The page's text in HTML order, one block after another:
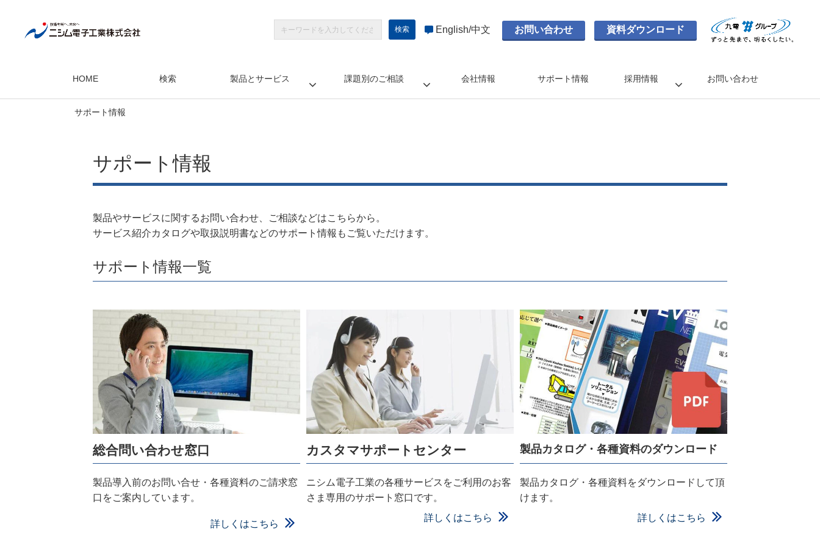
English 中文 お問い合わせ 資料ダウンロード
HOME 検索 製品とサービス 課題別のご相談 会社情報 サポート情報 採用情報 お問い合わせ
サポート情報
サポート情報
製品やサービスに関するお問い合わせ、ご相談などはこちらから。
サービス紹介カタログや取扱説明書などのサポート情報もご覧いただけます。
サポート情報一覧
総合問い合わせ窓口
製品導入前のお問い合せ・各種資料のご請求窓
口をご案内しています。
詳しくはこちら
カスタマサポートセンター
ニシム電子工業の各種サービスをご利用のお客
さま専用のサポート窓口です。
詳しくはこちら
製品カタログ・各種資料のダウンロード
製品カタログ・各種資料をダウンロードして頂
けます。
詳しくはこちら